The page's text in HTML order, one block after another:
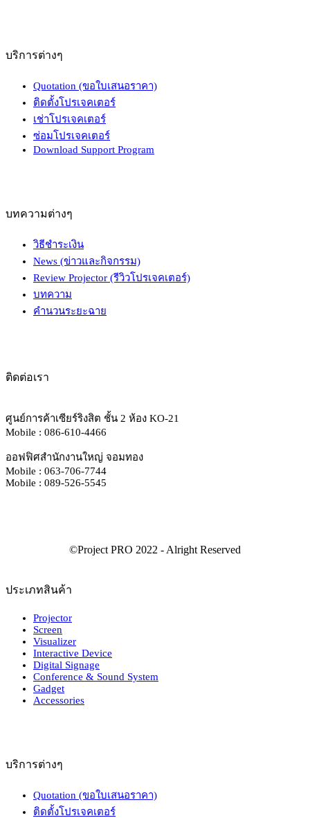
บริการต่างๆ
Quotation (ขอใบเสนอราคา)
ติดตั้งโปรเจคเตอร์
เช่าโปรเจคเตอร์
ซ่อมโปรเจคเตอร์
Download Support Program
บทความต่างๆ
วิธีชำระเงิน
News (ข่าวและกิจกรรม)
Review Projector (รีวิวโปรเจคเตอร์)
บทความ
คำนวนระยะฉาย
ติดต่อเรา
ศูนย์การค้าเซียร์ริงสิต ชั้น 2 ห้อง KO-21
Mobile : 086-610-4466
ออฟฟิศสำนักงานใหญ่ จอมทอง
Mobile : 063-706-7744
Mobile : 089-526-5545
ประเภทสินค้า
Projector
Screen
Visualizer
Interactive Device
Digital Signage
Conference & Sound System
Gadget
Accessories
บริการต่างๆ
Quotation (ขอใบเสนอราคา)
ติดตั้งโปรเจคเตอร์